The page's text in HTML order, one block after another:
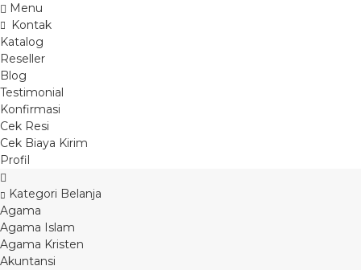
Menu
Kontak
Katalog
Reseller
Blog
Testimonial
Konfirmasi
Cek Resi
Cek Biaya Kirim
Profil
Kategori Belanja
Agama
Agama Islam
Agama Kristen
Akuntansi